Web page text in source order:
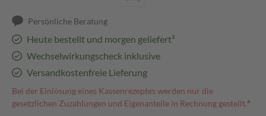
Persönliche Beratung
Heute bestellt und morgen geliefert³
Wechselwirkungscheck inklusive
Versandkostenfreie Lieferung
Bei der Einlösung eines Kassenrezeptes werden nur die
gesetzlichen Zuzahlungen und Eigenanteile in Rechnung gestellt.⁴